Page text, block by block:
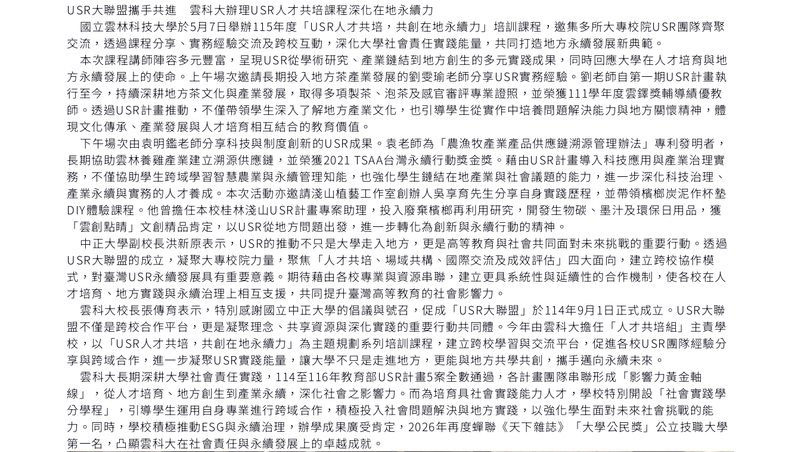
USR大聯盟攜手共進 雲科大辦理USR人才共培課程深化在地永續力
國立雲林科技大學於5月7日舉辦115年度「USR人才共培，共創在地永續力」培訓課程，邀集多所大專校院USR團隊齊聚
交流，透過課程分享、實務經驗交流及跨校互動，深化大學社會責任實踐能量，共同打造地方永續發展新典範。
本次課程講師陣容多元豐富，呈現USR從學術研究、產業鏈結到地方創生的多元實踐成果，同時回應大學在人才培育與地
方永續發展上的使命。上午場次邀請長期投入地方茶產業發展的劉雯瑜老師分享USR實務經驗。劉老師自第一期USR計畫執
行至今，持續深耕地方茶文化與產業發展，取得多項製茶、泡茶及感官審評專業證照，並榮獲111學年度雲鐸獎輔導績優教
師。透過USR計畫推動，不僅帶領學生深入了解地方產業文化，也引導學生從實作中培養問題解決能力與地方關懷精神，體
現文化傳承、產業發展與人才培育相互結合的教育價值。
下午場次由袁明鑑老師分享科技與制度創新的USR成果。袁老師為「農漁牧產業產品供應鏈溯源管理辦法」專利發明者，
長期協助雲林養雞產業建立溯源供應鏈，並榮獲2021 TSAA台灣永續行動獎金獎。藉由USR計畫導入科技應用與產業治理實
務，不僅協助學生跨域學習智慧農業與永續管理知能，也強化學生鏈結在地產業與社會議題的能力，進一步深化科技治理、
產業永續與實務的人才養成。本次活動亦邀請淺山植藝工作室創辦人吳享育先生分享自身實踐歷程，並帶領檳榔炭泥作杯墊
DIY體驗課程。他曾擔任本校桂林淺山USR計畫專案助理，投入廢棄檳榔再利用研究，開發生物碳、墨汁及環保日用品，獲
「雲創點睛」文創精品肯定，以USR從地方問題出發，進一步轉化為創新與永續行動的精神。
中正大學副校長洪新原表示，USR的推動不只是大學走入地方，更是高等教育與社會共同面對未來挑戰的重要行動。透過
USR大聯盟的成立，凝聚大專校院力量，聚焦「人才共培、場域共構、國際交流及成效評估」四大面向，建立跨校協作模
式，對臺灣USR永續發展具有重要意義。期待藉由各校專業與資源串聯，建立更具系統性與延續性的合作機制，使各校在人
才培育、地方實踐與永續治理上相互支援，共同提升臺灣高等教育的社會影響力。
雲科大校長張傳育表示，特別感謝國立中正大學的倡議與號召，促成「USR大聯盟」於114年9月1日正式成立。USR大聯
盟不僅是跨校合作平台，更是凝聚理念、共享資源與深化實踐的重要行動共同體。今年由雲科大擔任「人才共培組」主責學
校，以「USR人才共培，共創在地永續力」為主題規劃系列培訓課程，建立跨校學習與交流平台，促進各校USR團隊經驗分
享與跨域合作，進一步凝聚USR實踐能量，讓大學不只是走進地方，更能與地方共學共創，攜手邁向永續未來。
雲科大長期深耕大學社會責任實踐，114至116年教育部USR計畫5案全數通過，各計畫團隊串聯形成「影響力黃金軸
線」，從人才培育、地方創生到產業永續，深化社會之影響力。而為培育具社會實踐能力人才，學校特別開設「社會實踐學
分學程」，引導學生運用自身專業進行跨域合作，積極投入社會問題解決與地方實踐，以強化學生面對未來社會挑戰的能
力。同時，學校積極推動ESG與永續治理，辦學成果廣受肯定，2026年再度蟬聯《天下雜誌》「大學公民獎」公立技職大學
第一名，凸顯雲科大在社會責任與永續發展上的卓越成就。